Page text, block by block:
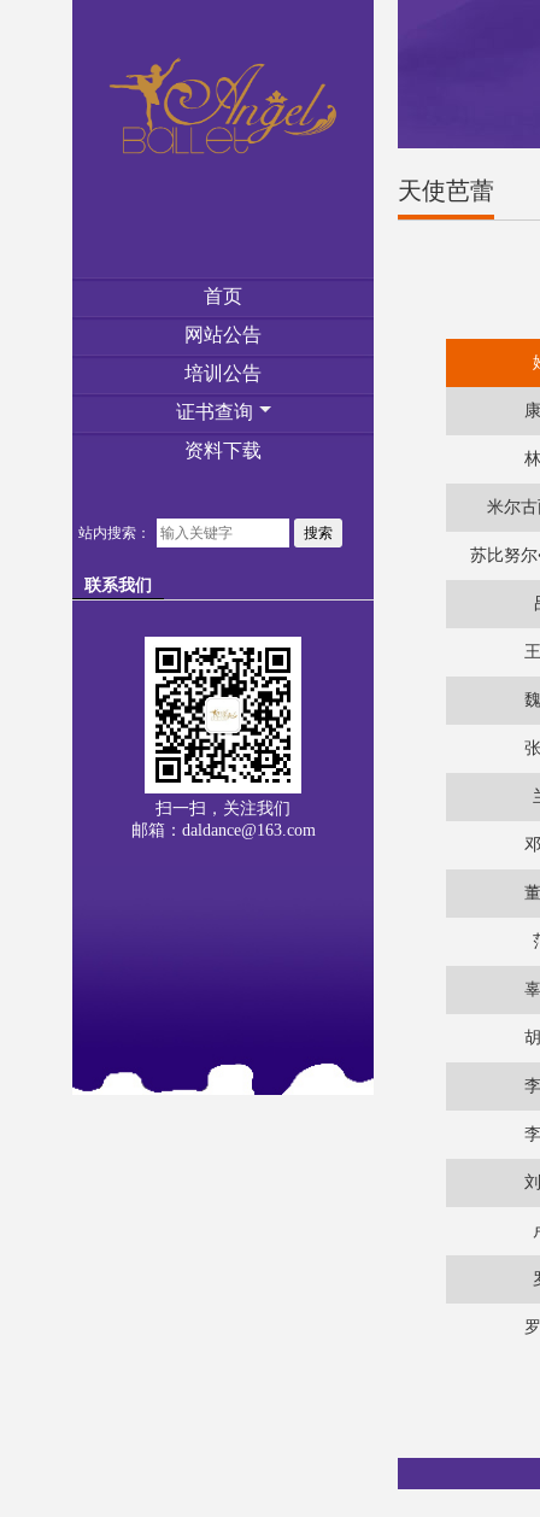
首页
网站公告
培训公告
证书查询
资料下载
站内搜索： 搜索
联系我们
扫一扫，关注我们
邮箱：daldance@163.com
天使芭蕾
米尔
苏比努